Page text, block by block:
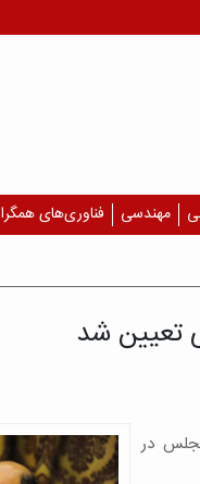
مهندسی فناوری‌های همگرا
تعیین شد
در